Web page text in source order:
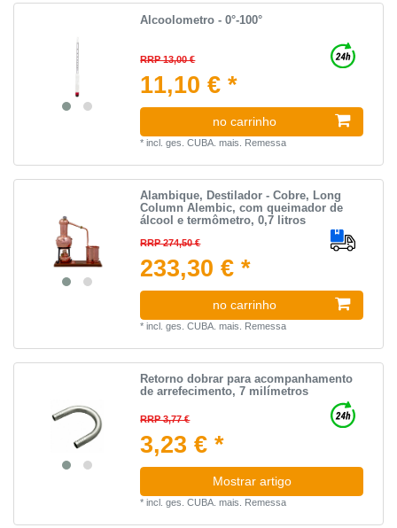
Alcoolometro - 0°-100°
RRP 13,00 €
11,10 € *
no carrinho
*incl. ges. CUBA. mais. Remessa
Alambique, Destilador - Cobre, Long
Column Alembic, com queimador de
álcool e termômetro, 0,7 litros
RRP 274,50 €
233,30 € *
no carrinho
*incl. ges. CUBA. mais. Remessa
Retorno dobrar para acompanhamento
de arrefecimento, 7 milímetros
RRP 3,77 €
3,23 € *
Mostrar artigo
*incl. ges. CUBA. mais. Remessa